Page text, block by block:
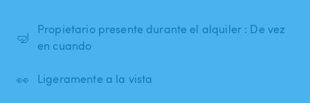
🤿
Propietario presente durante el alquiler : De vez
en cuando
👀 Ligeramente a la vista